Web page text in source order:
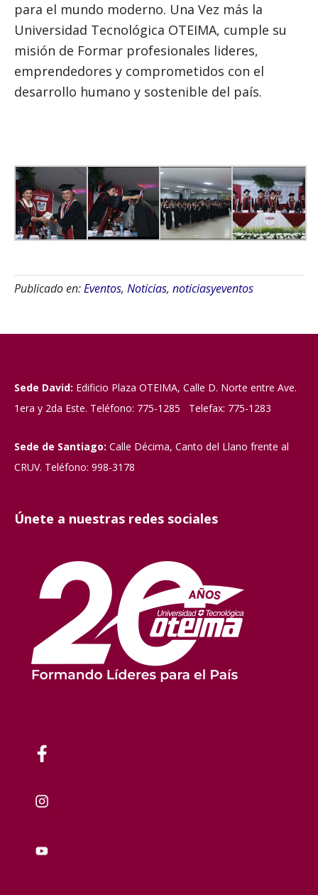
para el mundo moderno. Una Vez más la
Universidad Tecnológica OTEIMA, cumple su
misión de Formar profesionales lideres,
emprendedores y comprometidos con el
desarrollo humano y sostenible del país.
Publicado en:Eventos, Noticias, noticiasyeventos
Sede David: Edificio Plaza OTEIMA, Calle D. Norte entre Ave.
1era y 2da Este. Teléfono: 775-1285 Telefax: 775-1283
Sede de Santiago: Calle Décima, Canto del Llano frente al
CRUV. Teléfono: 998-3178
Únete a nuestras redes sociales